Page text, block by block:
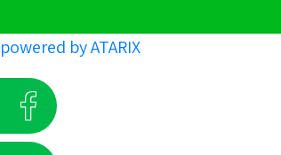
powered by ATARIX